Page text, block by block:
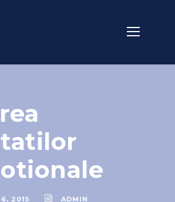
2015
ADMIN